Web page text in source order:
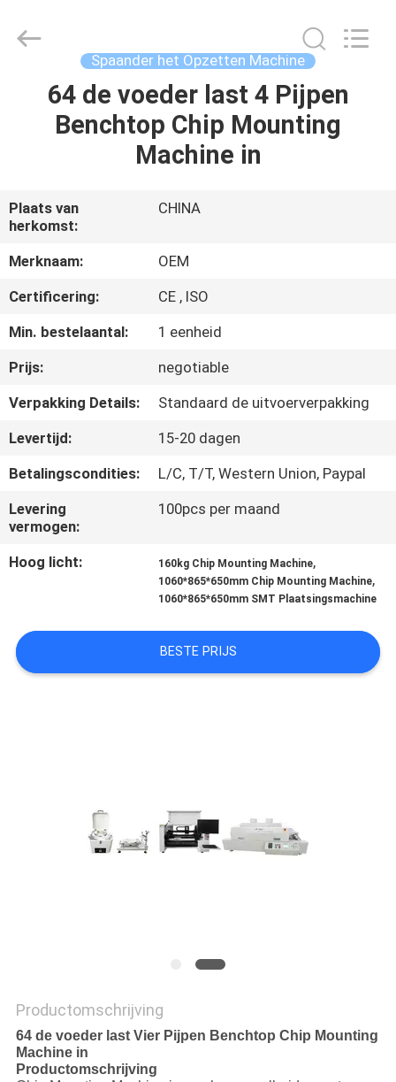
HUIS
PRODUCTEN
ONGEVEER
ONS
FABRIEKSREIS
CONTACTEER
ONS
VERZOEK
OM
CITAAT
Enterprise
Management
Spaander het Opzetten Machine
64 de voeder last 4 Pijpen
Benchtop Chip Mounting
Machine in
Plaats van
herkomst:
CHINA
Merknaam:
OEM
Certificering:
CE , ISO
Min. bestelaantal:
1 eenheid
Prijs:
negotiable
Verpakking Details:
Standaard de uitvoerverpakking
Levertijd:
15-20 dagen
Betalingscondities:
L/C, T/T, Western Union, Paypal
Levering
vermogen:
100pcs per maand
Hoog licht: 160kg Chip Mounting Machine,
1060*865*650mm Chip Mounting Machine,
1060*865*650mm SMT Plaatsingsmachine
BESTE PRIJS
Productomschrijving
64 de voeder last Vier Pijpen Benchtop Chip Mounting
Machine in
Productomschrijving